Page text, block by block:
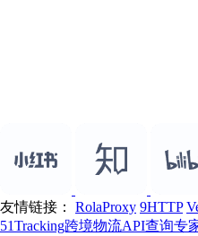
友情链接： RolaProxy 9HTTP
51Tracking跨境物流API查询专